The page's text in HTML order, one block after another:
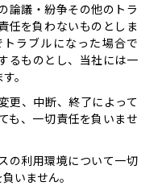
論議・紛争その他のトラ
任を負わないものとしま
ラブルになった場合で
るものとし、当社には一
。
更、中断、終了によって
も、一切責任を負いませ
の利用環境について一切
いません。